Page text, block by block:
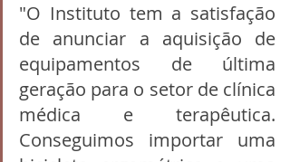
"O Instituto tem a satisfação
de anunciar a aquisição de
equipamentos de última
geração para o setor de clínica
médica e terapêutica.
Conseguimos importar uma